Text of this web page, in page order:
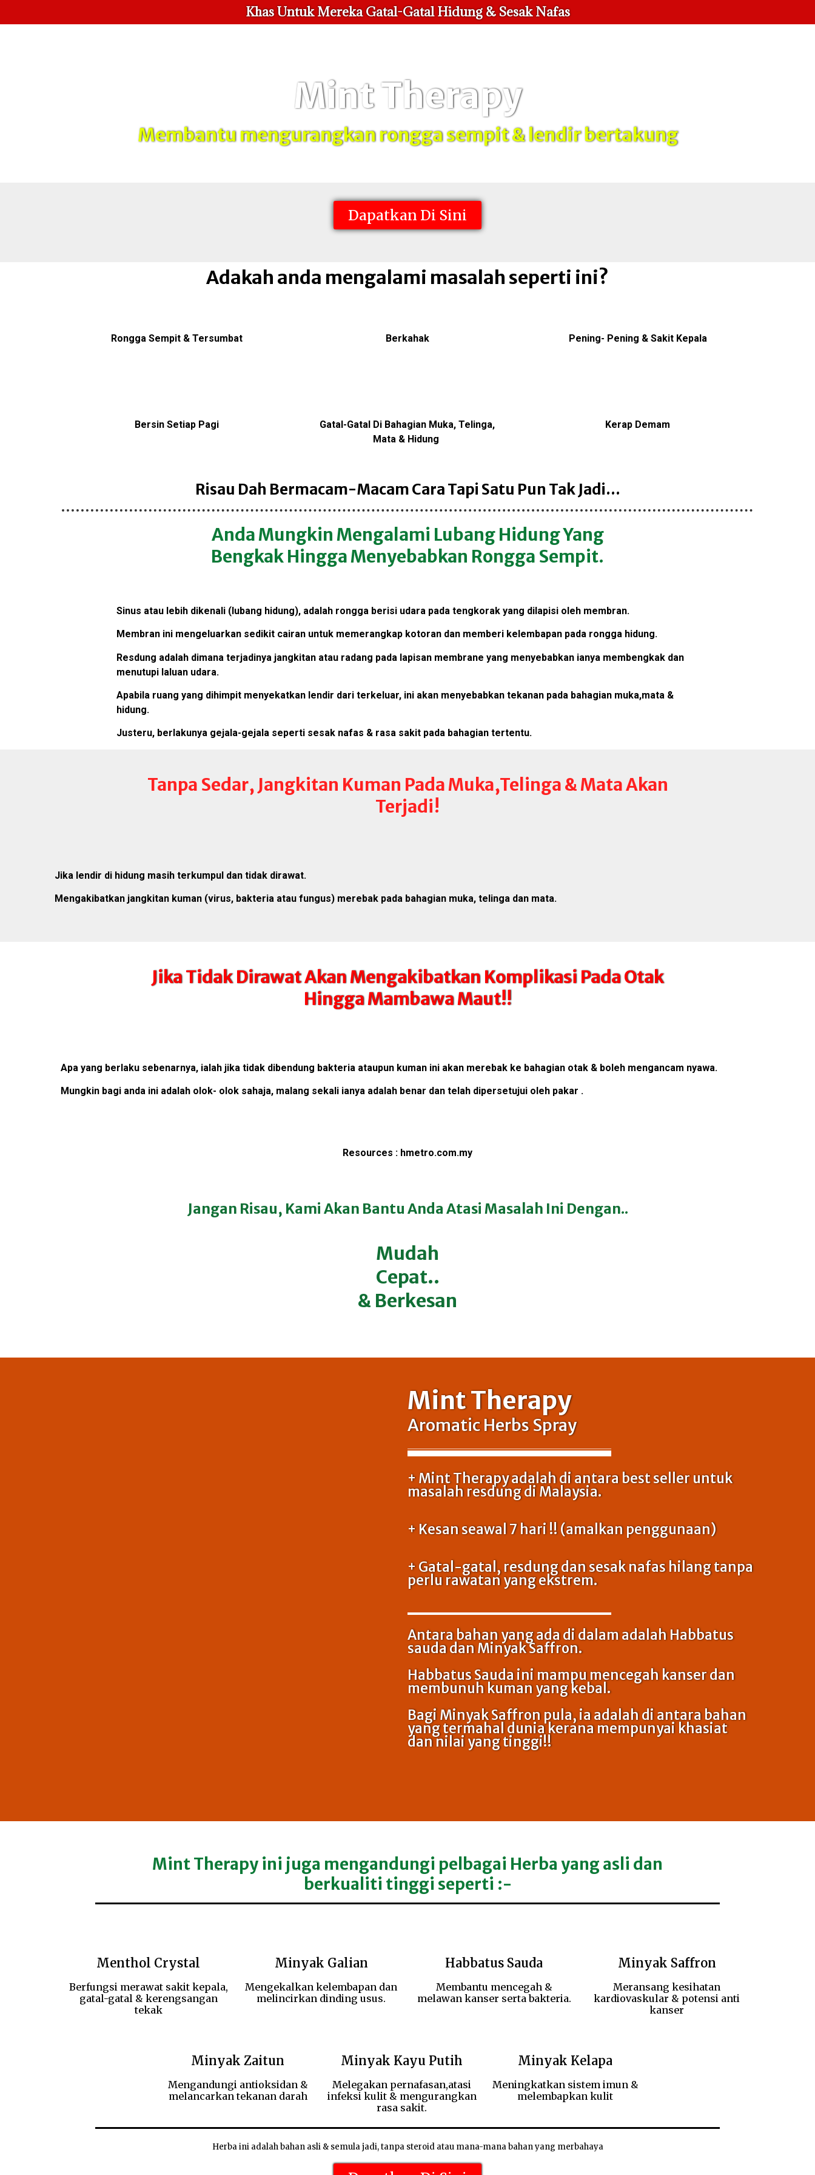
Khas Untuk Mereka Gatal-Gatal Hidung & Sesak Nafas
Mint Therapy
Membantu mengurangkan rongga sempit & lendir bertakung
Dapatkan Di Sini
Adakah anda mengalami masalah seperti ini?
Rongga Sempit & Tersumbat Berkahak Pening- Pening & Sakit Kepala
Bersin Setiap Pagi
Gatal-Gatal Di Bahagian Muka, Telinga,
Mata & Hidung
Kerap Demam
Risau Dah Bermacam-Macam Cara Tapi Satu Pun Tak Jadi...
Anda Mungkin Mengalami Lubang Hidung Yang
Bengkak Hingga Menyebabkan Rongga Sempit.
Sinus atau lebih dikenali (lubang hidung), adalah rongga berisi udara pada tengkorak yang dilapisi oleh membran.
Membran ini mengeluarkan sedikit cairan untuk memerangkap kotoran dan memberi kelembapan pada rongga hidung.
Resdung adalah dimana terjadinya jangkitan atau radang pada lapisan membrane yang menyebabkan ianya membengkak dan
menutupi laluan udara.
Apabila ruang yang dihimpit menyekatkan lendir dari terkeluar, ini akan menyebabkan tekanan pada bahagian muka,mata &
hidung.
Justeru, berlakunya gejala-gejala seperti sesak nafas & rasa sakit pada bahagian tertentu.
Tanpa Sedar, Jangkitan Kuman Pada Muka,Telinga & Mata Akan
Terjadi!
Jika lendir di hidung masih terkumpul dan tidak dirawat.
Mengakibatkan jangkitan kuman (virus, bakteria atau fungus) merebak pada bahagian muka, telinga dan mata.
Jika Tidak Dirawat Akan Mengakibatkan Komplikasi Pada Otak
Hingga Mambawa Maut!!
Apa yang berlaku sebenarnya, ialah jika tidak dibendung bakteria ataupun kuman ini akan merebak ke bahagian otak & boleh mengancam nyawa.
Mungkin bagi anda ini adalah olok- olok sahaja, malang sekali ianya adalah benar dan telah dipersetujui oleh pakar .
Resources : hmetro.com.my
Jangan Risau, Kami Akan Bantu Anda Atasi Masalah Ini Dengan..
Mudah
Cepat..​
& Berkesan
Mint Therapy
Aromatic Herbs Spray
+ Mint Therapy adalah di antara best seller untuk
masalah resdung di Malaysia.
+ Kesan seawal 7 hari !! (amalkan penggunaan)
+ Gatal-gatal, resdung dan sesak nafas hilang tanpa
perlu rawatan yang ekstrem.
Antara bahan yang ada di dalam adalah Habbatus
sauda dan Minyak Saffron.
Habbatus Sauda ini mampu mencegah kanser dan
membunuh kuman yang kebal.
Bagi Minyak Saffron pula, ia adalah di antara bahan
yang termahal dunia kerana mempunyai khasiat
dan nilai yang tinggi!!
Mint Therapy ini juga mengandungi pelbagai Herba yang asli dan
berkualiti tinggi seperti :-
Menthol Crystal
Berfungsi merawat sakit kepala,
gatal-gatal & kerengsangan
tekak
Minyak Galian
Mengekalkan kelembapan dan
melincirkan dinding usus.
Habbatus Sauda
Membantu mencegah &
melawan kanser serta bakteria.
Minyak Saffron
Meransang kesihatan
kardiovaskular & potensi anti
kanser
Minyak Zaitun
Mengandungi antioksidan &
melancarkan tekanan darah
Minyak Kayu Putih
Melegakan pernafasan,atasi
infeksi kulit & mengurangkan
rasa sakit.
Minyak Kelapa
Meningkatkan sistem imun &
melembapkan kulit
Herba ini adalah bahan asli & semula jadi, tanpa steroid atau mana-mana bahan yang merbahaya